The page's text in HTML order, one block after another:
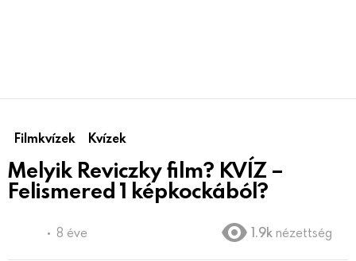
Filmkvízek Kvízek
Melyik Reviczky film? KVÍZ –
Felismered 1 képkockából?
8 éve 1.9k nézettség